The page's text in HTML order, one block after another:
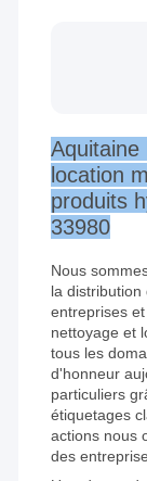
Aquitaine
location
produits
33980
Nous
la distribution
entreprises
nettoyage et
tous les
d'honneur
particuliers
étiquetages
actions
des